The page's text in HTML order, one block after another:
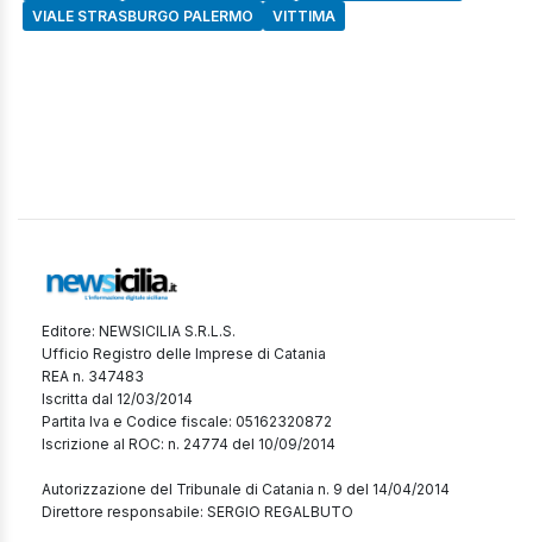
VIALE STRASBURGO PALERMO
VITTIMA
Editore: NEWSICILIA S.R.L.S.
Ufficio Registro delle Imprese di Catania
REA n. 347483
Iscritta dal 12/03/2014
Partita Iva e Codice fiscale: 05162320872
Iscrizione al ROC: n. 24774 del 10/09/2014
Autorizzazione del Tribunale di Catania n. 9 del 14/04/2014
Direttore responsabile: SERGIO REGALBUTO